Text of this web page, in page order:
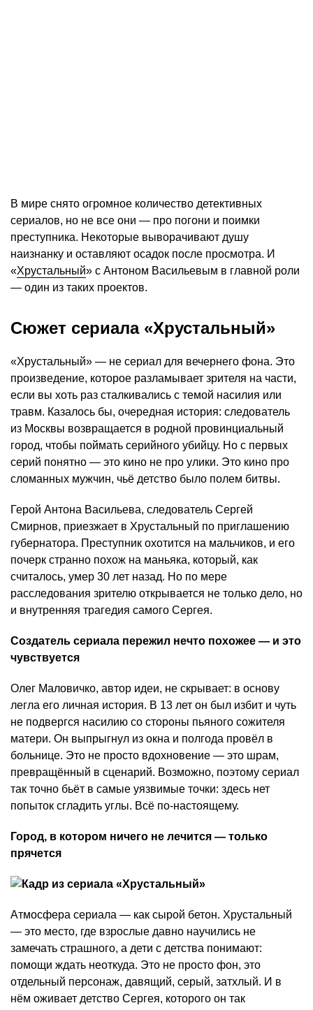
В мире снято огромное количество детективных
сериалов, но не все они — про погони и поимки
преступника. Некоторые выворачивают душу
наизнанку и оставляют осадок после просмотра. И
«Хрустальный» с Антоном Васильевым в главной роли
— один из таких проектов.
Сюжет сериала «Хрустальный»
«Хрустальный» — не сериал для вечернего фона. Это
произведение, которое разламывает зрителя на части,
если вы хоть раз сталкивались с темой насилия или
травм. Казалось бы, очередная история: следователь
из Москвы возвращается в родной провинциальный
город, чтобы поймать серийного убийцу. Но с первых
серий понятно — это кино не про улики. Это кино про
сломанных мужчин, чьё детство было полем битвы.
Герой Антона Васильева, следователь Сергей
Смирнов, приезжает в Хрустальный по приглашению
губернатора. Преступник охотится на мальчиков, и его
почерк странно похож на маньяка, который, как
считалось, умер 30 лет назад. Но по мере
расследования зрителю открывается не только дело, но
и внутренняя трагедия самого Сергея.
Создатель сериала пережил нечто похожее — и это
чувствуется
Олег Маловичко, автор идеи, не скрывает: в основу
легла его личная история. В 13 лет он был избит и чуть
не подвергся насилию со стороны пьяного сожителя
матери. Он выпрыгнул из окна и полгода провёл в
больнице. Это не просто вдохновение — это шрам,
превращённый в сценарий. Возможно, поэтому сериал
так точно бьёт в самые уязвимые точки: здесь нет
попыток сгладить углы. Всё по-настоящему.
Город, в котором ничего не лечится — только
прячется
Атмосфера сериала — как сырой бетон. Хрустальный
— это место, где взрослые давно научились не
замечать страшного, а дети с детства понимают:
помощи ждать неоткуда. Это не просто фон, это
отдельный персонаж, давящий, серый, затхлый. И в
нём оживает детство Сергея, которого он так